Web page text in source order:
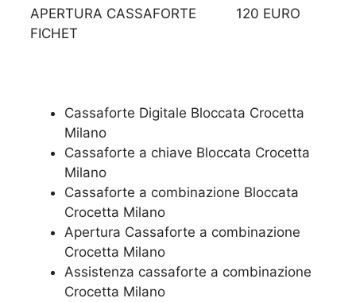
APERTURA CASSAFORTE
FICHET
120 EURO
Cassaforte Digitale Bloccata Crocetta
Milano
Cassaforte a chiave Bloccata Crocetta
Milano
Cassaforte a combinazione Bloccata
Crocetta Milano
​Apertura Cassaforte a combinazione
Crocetta Milano
Assistenza cassaforte a combinazione
Crocetta Milano